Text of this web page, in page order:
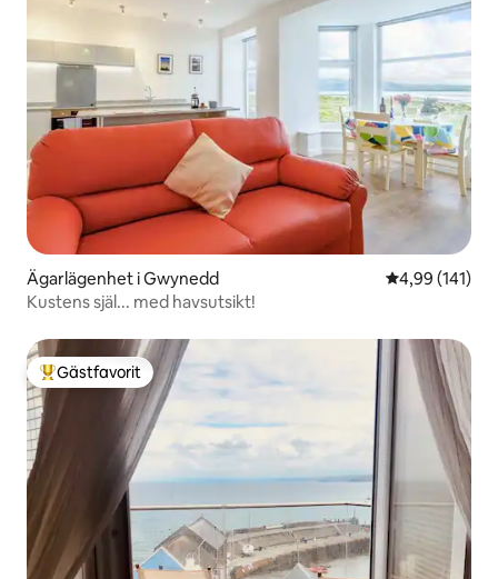
Ägarlägenhet i Gwynedd 4,99 av 5 i
4,99 (141)
Kustens själ... med havsutsikt!
Populär gästfavorit
Gästfavorit